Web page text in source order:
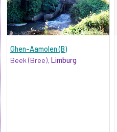
Ghen-Aamolen (B)
Beek (Bree), Limburg